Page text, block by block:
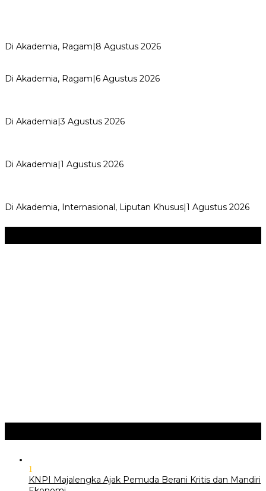
Di Akademia, Ragam|8 Agustus 2026
Di Akademia, Ragam|6 Agustus 2026
Di Akademia|3 Agustus 2026
Di Akademia|1 Agustus 2026
Di Akademia, Internasional, Liputan Khusus|1 Agustus 2026
1
KNPI Majalengka Ajak Pemuda Berani Kritis dan Mandiri